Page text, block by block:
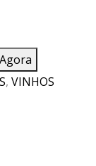
, VINHOS